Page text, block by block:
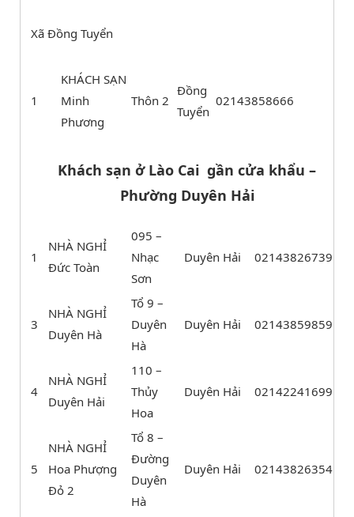
Xã Đồng Tuyển
1
KHÁCH SẠN
Minh
Phương
Thôn 2
Đồng
Tuyển
02143858666
Khách sạn ở Lào Cai gần cửa khẩu –
Phường Duyên Hải
1
NHÀ NGHỈ
Đức Toàn
095 –
Nhạc
Sơn
Duyên Hải 02143826739
3
NHÀ NGHỈ
Duyên Hà
Tổ 9 –
Duyên
Hà
Duyên Hải 02143859859
4
NHÀ NGHỈ
Duyên Hải
110 –
Thủy
Hoa
Duyên Hải 02142241699
5
NHÀ NGHỈ
Hoa Phượng
Đỏ 2
Tổ 8 –
Đường
Duyên
Hà
Duyên Hải 02143826354